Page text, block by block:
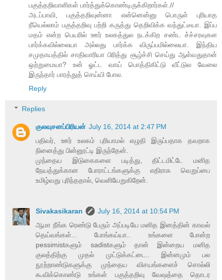
பகுத்தறிவாளிகள் பார்த்துக்கொண்டிருக்கிறார்கள்.//
அடப்பாவி, பகுத்தறிவுன்னா என்னென்னு பொருள் புரியாத
நீயெல்லாம் பகுத்தறிவு பற்றி கருத்து தெறிவிக்க வந்துட்டீயா. இப்ப
மதம் என்ற பெயரில் ஊர் உலகத்துல நடக்கிற சண்ட ச்ச்சரவுகள
பார்க்கவில்லையா அல்லது பார்க்க விருப்பமில்லையா. இந்திய
சமுதாயத்தில் சாதிவாரியா பிரித்து சூழ்ச்சி செய்து ஆள்வதுதான்
ஒற்றுமையா? உன் ஓட்ட வாய் பொத்திகிட்டு வீட்டுல வேலை
இருந்தார் பாரத்துத் செய்யி போல.
Reply
Replies
குலவுசனப்பிரியன் July 16, 2014 at 2:47 PM
பதிவர், ஊர் உலகம் புரியாமல் எழுதி இருப்பதாக தவறாக
நினைத்து பின்னூட்டி இருந்தேன்.
முந்தைய இடுகைகளை படித்து, திட்டமிட்டே மனித
நேயத்துக்கான போராட்டங்களுக்கு எதிராக வெறுப்பை
உமிழ்வது புரிந்ததால், வெளியேறுகிறேன்.
Sivakasikaran
July 16, 2014 at 10:54 PM
ஆமா நீங்க ரெண்டு பேரும் அப்படியே மனித இனத்தின் காவல்
தெய்வங்கள்... போங்கய்யா.. உங்களை போன்ற
pessimistகளும் sadistகளும் தான் இன்றைய மனித
குலத்திற்கு முதல் முட்டுக்கட்டை.. இன்னமும் பல
நூற்றாண்டுகளுக்கு முந்தைய விசயங்களைச் சொல்லி
கூவிக்கொண்டு உங்கள் பகுத்தறிவு வேஷத்தை தொடர